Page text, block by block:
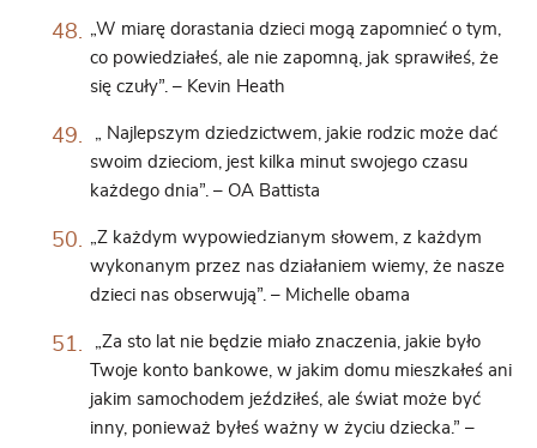
„W miarę dorastania dzieci mogą zapomnieć o tym,
co powiedziałeś, ale nie zapomną, jak sprawiłeś, że
się czuły”. – Kevin Heath
„ Najlepszym dziedzictwem, jakie rodzic może dać
swoim dzieciom, jest kilka minut swojego czasu
każdego dnia”. – OA Battista
„Z każdym wypowiedzianym słowem, z każdym
wykonanym przez nas działaniem wiemy, że nasze
dzieci nas obserwują”. – Michelle obama
„Za sto lat nie będzie miało znaczenia, jakie było
Twoje konto bankowe, w jakim domu mieszkałeś ani
jakim samochodem jeździłeś, ale świat może być
inny, ponieważ byłeś ważny w życiu dziecka.” –